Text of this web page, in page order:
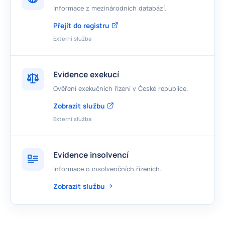
Informace z mezinárodních databází.
Přejít do registru
Externí služba
Evidence exekucí
Ověření exekučních řízení v České republice.
Zobrazit službu
Externí služba
Evidence insolvencí
Informace o insolvenčních řízeních.
Zobrazit službu